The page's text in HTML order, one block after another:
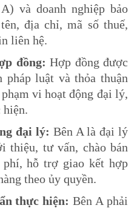
và doanh nghiệp bảo
địa chỉ, mã số thuế,
liên hệ.
đồng:Hợp đồng được
luật và thỏa thuận
vi hoạt động đại lý,
đại lý: Bên A là đại lý
thiệu, tư vấn, chào bán
phí, hỗ trợ giao kết hợp
theo ủy quyền.
thực hiện:Bên A phải